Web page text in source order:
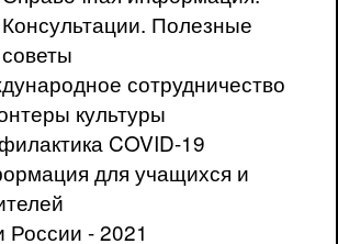
Консультации. Полезные
советы
сотрудничество
культуры
COVID-19
для учащихся и
России - 2021